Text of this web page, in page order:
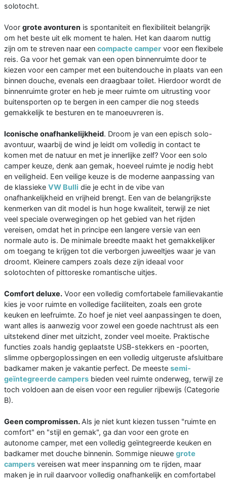
solotocht.
Voor grote avonturen is spontaniteit en flexibiliteit belangrijk
om het beste uit elk moment te halen. Het kan daarom nuttig
zijn om te streven naar een compacte camper voor een flexibele
reis. Ga voor het gemak van een open binnenruimte door te
kiezen voor een camper met een buitendouche in plaats van een
binnen douche, evenals een draagbaar toilet. Hierdoor wordt de
binnenruimte groter en heb je meer ruimte om uitrusting voor
buitensporten op te bergen in een camper die nog steeds
gemakkelijk te besturen en te manoeuvreren is.
Iconische onafhankelijkheid. Droom je van een episch solo-
avontuur, waarbij de wind je leidt om volledig in contact te
komen met de natuur en met je innerlijke zelf? Voor een solo
camper keuze, denk aan gemak, hoeveel ruimte je nodig hebt
en veiligheid. Een veilige keuze is de moderne aanpassing van
de klassieke VW Bulli die je echt in de vibe van
onafhankelijkheid en vrijheid brengt. Een van de belangrijkste
kenmerken van dit model is hun hoge kwaliteit, terwijl ze niet
veel speciale overwegingen op het gebied van het rijden
vereisen, omdat het in principe een langere versie van een
normale auto is. De minimale breedte maakt het gemakkelijker
om toegang te krijgen tot die verborgen juweeltjes waar je van
droomt. Kleinere campers zoals deze zijn ideaal voor
solotochten of pittoreske romantische uitjes.
Comfort deluxe. Voor een volledig comfortabele familievakantie
kies je voor ruimte en volledige faciliteiten, zoals een grote
keuken en leefruimte. Zo hoef je niet veel aanpassingen te doen,
want alles is aanwezig voor zowel een goede nachtrust als een
uitstekend diner met uitzicht, zonder veel moeite. Praktische
functies zoals handig geplaatste USB-stekkers en -poorten,
slimme opbergoplossingen en een volledig uitgeruste afsluitbare
badkamer maken je vakantie perfect. De meeste semi-
geïntegreerde campers bieden veel ruimte onderweg, terwijl ze
toch voldoen aan de eisen voor een regulier rijbewijs (Categorie
B).
Geen compromissen. Als je niet kunt kiezen tussen "ruimte en
comfort" en "stijl en gemak", ga dan voor een grote en
autonome camper, met een volledig geïntegreerde keuken en
badkamer met douche binnenin. Sommige nieuwe grote
campers vereisen wat meer inspanning om te rijden, maar
maken je in ruil daarvoor volledig onafhankelijk en comfortabel